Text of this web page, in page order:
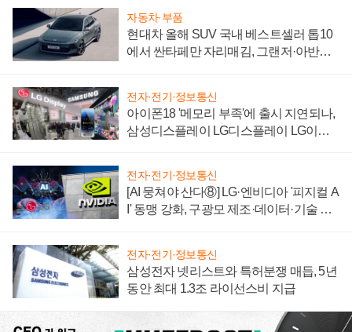
자동차·부품
현대차 올해 SUV 국내 베스트셀러 톱10
에서 싼타페만 자리매김, 그랜저·아반떼
전자·전기·정보통신
아이폰18 '메모리 부족'에 출시 지연되나,
삼성디스플레이 LG디스플레이 LG이노
전자·전기·정보통신
[AI 뭉쳐야 산다⑧] LG·엔비디아 '피지컬 A
I' 동맹 강화, 구광모 제조·데이터·기술 결
전자·전기·정보통신
삼성전자 넷리스트와 특허분쟁 매듭, 5년
동안 최대 1.3조 라이선스비 지급